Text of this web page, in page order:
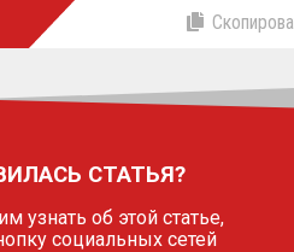
СТАТЬЯ?
узнать об этой статье,
социальных сетей